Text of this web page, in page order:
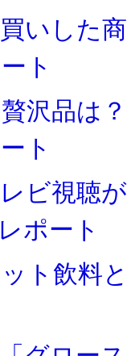
いした
ト
沢品は
ト
視聴
ポート
ット飲料